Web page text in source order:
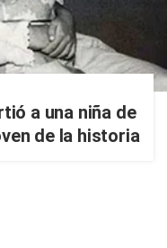
a una niña de
de la historia